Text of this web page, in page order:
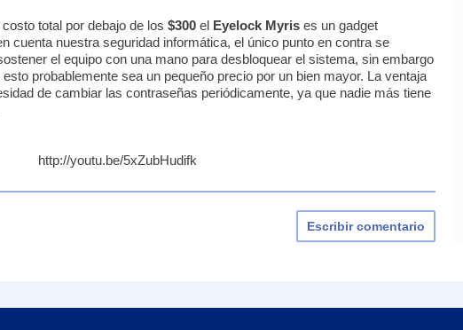
total por debajo de los $300 el Eyelock Myris es un gadget
cuenta nuestra seguridad informática, el único punto en contra se
el equipo con una mano para desbloquear el sistema, sin embargo
probablemente sea un pequeño precio por un bien mayor. La ventaja
de cambiar las contraseñas periódicamente, ya que nadie más tiene
http://youtu.be/5xZubHudifk
Escribir comentario